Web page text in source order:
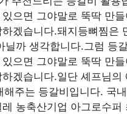
으면 그야말로 뚝딱 만
겠습니다.돼지등뼈찜은
까 생각합니다.그럼 등
으면 그야말로 뚝딱 만
겠습니다.일단 셰프님의
주는 등갈비입니다. 국
농축산기업 아그로수퍼